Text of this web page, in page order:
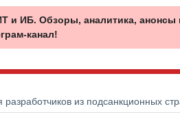
и ИБ. Обзоры, аналитика, анонсы
канал!
из подсанкционных